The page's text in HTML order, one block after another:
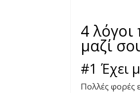
4
μαζί
#1 Έχει
Πολλές φορές